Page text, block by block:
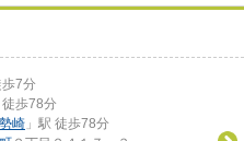
歩7分
徒歩78分
崎 」駅 徒歩78分